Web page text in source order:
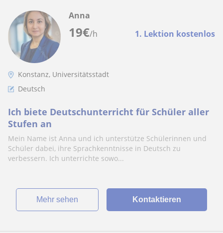
19€/h 1. Lektion kostenlos
Anna
Konstanz, Universitätsstadt
Deutsch
Ich biete Deutschunterricht für Schüler aller
Stufen an
Mein Name ist Anna und ich unterstütze Schülerinnen und
Schüler dabei, ihre Sprachkenntnisse in Deutsch zu
verbessern. Ich unterrichte sowo...
Mehr sehen Kontaktieren